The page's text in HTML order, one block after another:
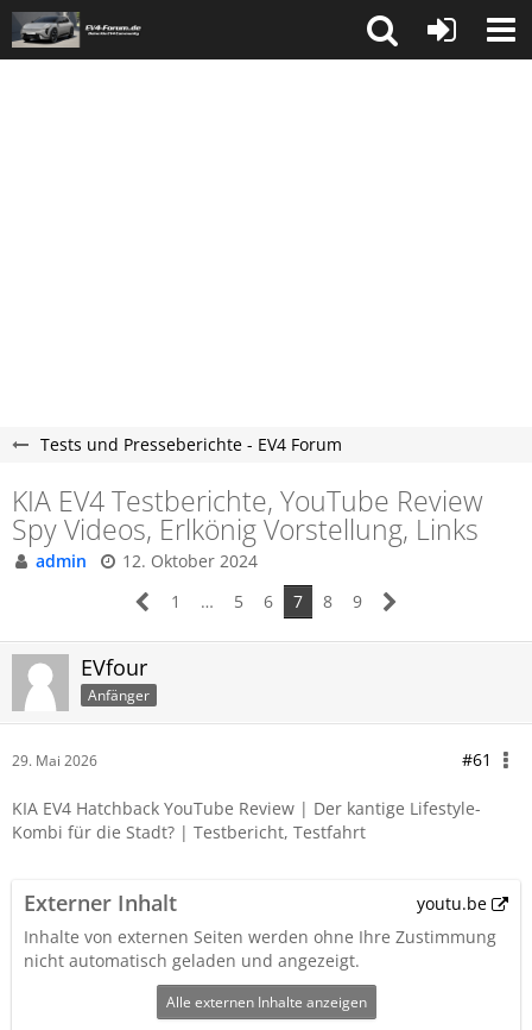
Tests und Presseberichte - EV4 Forum
KIA EV4 Testberichte, YouTube Review
Spy Videos, Erlkönig Vorstellung, Links
admin
12. Oktober 2024
1
… 5 6 7 8 9
EVfour
Anfänger
29. Mai 2026 #61
KIA EV4 Hatchback YouTube Review | Der kantige Lifestyle-
Kombi für die Stadt? | Testbericht, Testfahrt
Externer Inhalt
youtu.be
Inhalte von externen Seiten werden ohne Ihre Zustimmung
nicht automatisch geladen und angezeigt.
Alle externen Inhalte anzeigen